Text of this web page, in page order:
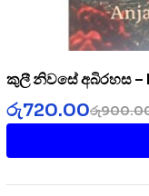
කුලී නිවසේ අබිරහස –
රු
රු720.00